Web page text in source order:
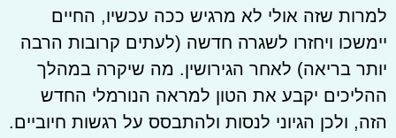
למרות שזה אולי לא מרגיש ככה עכשיו, החיים
יימשכו ויחזרו לשגרה חדשה (לעתים קרובות הרבה
יותר בריאה) לאחר הגירושין. מה שיקרה במהלך
ההליכים יקבע את הטון למראה הנורמלי החדש
הזה, ולכן הגיוני לנסות ולהתבסס על רגשות חיוביים.